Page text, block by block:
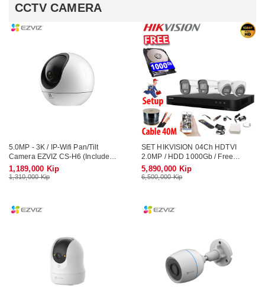
CCTV CAMERA
5.0MP - 3K / IP-Wifi Pan/Tilt
Camera EZVIZ CS-H6 (Include
Mic, Speaker)
1,189,000 Kip
1,310,000 Kip
SET HIKVISION 04Ch HDTVI
2.0MP / HDD 1000Gb / Free
Accessories / 265 + ເທກໂນໂລຢີ
ໃຫມ່ ເກັບຂໍມູ່ນໄດ້ຫລາຍກ່ວາ
5,890,000 Kip
6,500,000 Kip